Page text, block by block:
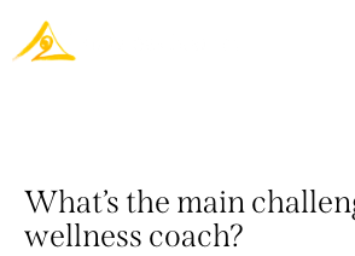
What’s the main
wellness coach?